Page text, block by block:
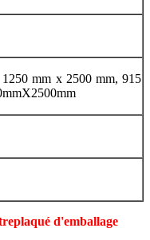
mm x 2500 mm, 915
d'emballage